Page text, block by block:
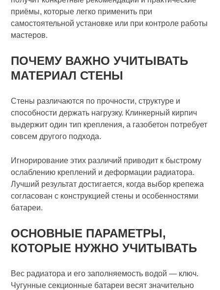
приёмы, которые легко применить при
самостоятельной установке или при контроле работы
мастеров.
ПОЧЕМУ ВАЖНО УЧИТЫВАТЬ
МАТЕРИАЛ СТЕНЫ
Стены различаются по прочности, структуре и
способности держать нагрузку. Клинкерный кирпич
выдержит один тип крепления, а газобетон потребует
совсем другого подхода.
Игнорирование этих различий приводит к быстрому
ослаблению креплений и деформации радиатора.
Лучший результат достигается, когда выбор крепежа
согласован с конструкцией стены и особенностями
батареи.
ОСНОВНЫЕ ПАРАМЕТРЫ,
КОТОРЫЕ НУЖНО УЧИТЫВАТЬ
Вес радиатора и его заполняемость водой — ключ.
Чугунные секционные батареи весят значительно